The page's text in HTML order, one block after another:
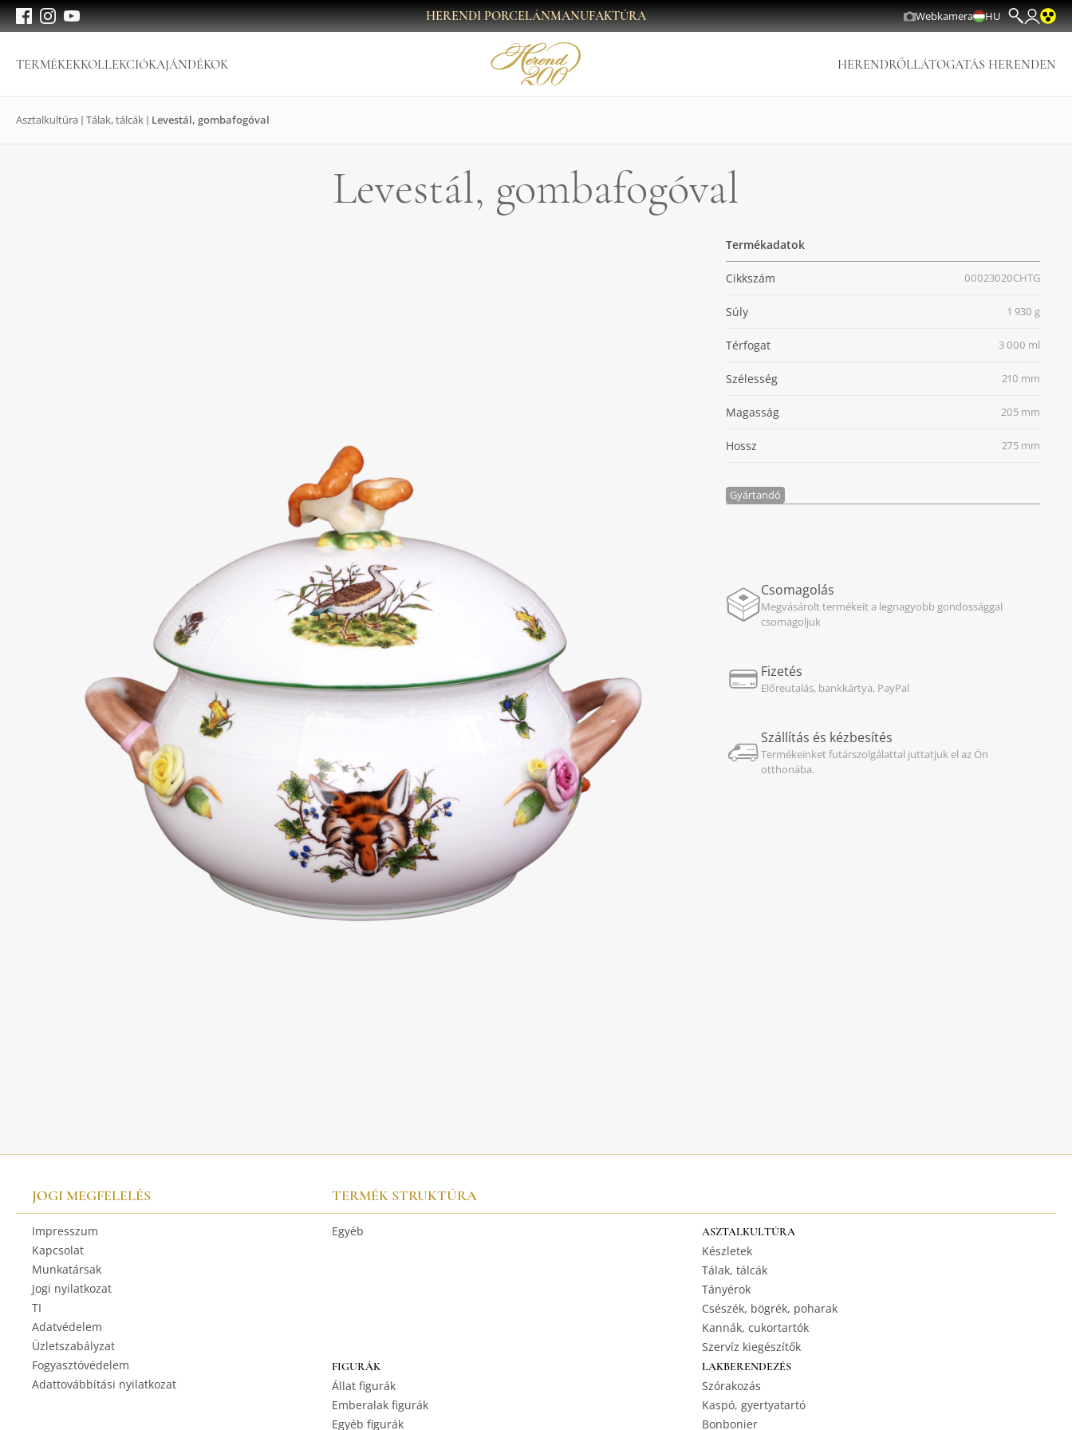
HERENDI PORCELÁNMANUFAKTÚRA Webkamera HU
TERMÉKEKKOLLEKCIÓKAJÁNDÉKOK HERENDRŐLLÁTOGATÁS HERENDEN
Asztalkultúra Tálak, tálcák Levestál, gombafogóval
Levestál, gombafogóval
Termékadatok
Cikkszám 00023020CHTG
Súly 1 930 g
Térfogat 3 000 ml
Szélesség 210 mm
Magasság 205 mm
Hossz 275 mm
Gyártandó
Csomagolás
Megvásárolt termékeit a legnagyobb gondossággal
csomagoljuk
Fizetés
Előreutalás, bankkártya, PayPal
Szállítás és kézbesítés
Termékeinket futárszolgálattal juttatjuk el az Ön
otthonába.
JOGI MEGFELELÉS
Impresszum
Kapcsolat
Munkatársak
Jogi nyilatkozat
TI
Adatvédelem
Üzletszabályzat
Fogyasztóvédelem
Adattovábbítási nyilatkozat
TERMÉK STRUKTÚRA
Egyéb ASZTALKULTÚRA
Készletek
Tálak, tálcák
Tányérok
Csészék, bögrék, poharak
Kannák, cukortartók
Szervíz kiegészítők
FIGURÁK
Állat figurák
Emberalak figurák
Egyéb figurák
LAKBERENDEZÉS
Szórakozás
Kaspó, gyertyatartó
Bonbonier